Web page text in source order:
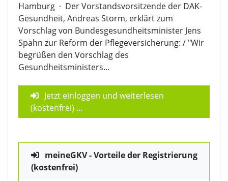
Hamburg · Der Vorstandsvorsitzende der DAK-
Gesundheit, Andreas Storm, erklärt zum
Vorschlag von Bundesgesundheitsminister Jens
Spahn zur Reform der Pflegeversicherung: / "Wir
begrüßen den Vorschlag des
Gesundheitsministers...
Jetzt einloggen und weiterlesen
(kostenfrei) ...
meineGKV - Vorteile der Registrierung
(kostenfrei)